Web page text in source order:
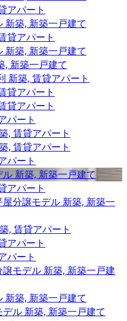
アパート
新築, 新築一戸建て
貸アパート
新築, 新築一戸建て
, 新築一戸建て
新築, 賃貸アパート
貸アパート
貸アパート
パート
, 賃貸アパート
, 賃貸アパート
パート
ル 新築, 新築一戸建て
アパート
分譲モデル 新築, 新築一
, 賃貸アパート
アパート
パート
譲モデル 新築, 新築一戸建
新築, 新築一戸建て
ル 新築, 新築一戸建て